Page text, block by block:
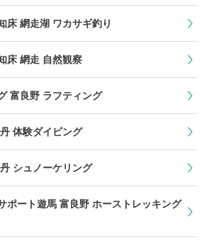
床 網走湖 ワカサギ釣り
床 網走 自然観察
富良野 ラフティング
体験ダイビング
シュノーケリング
ポート遊馬 富良野 ホーストレッキング